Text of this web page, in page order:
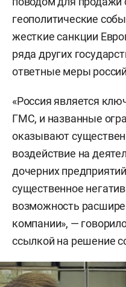
геополитические
жесткие санкции
ряда других
ответные меры
«Россия является
ГМС, и названные
оказывают
воздействие на
дочерних
существенное
возможность
компании», —
ссылкой на решение